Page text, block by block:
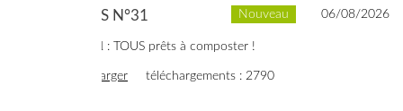
Nouveau 06/08/2026
SYNERGIES N°31
: TOUS prêts à composter !
télécharger téléchargements : 2790